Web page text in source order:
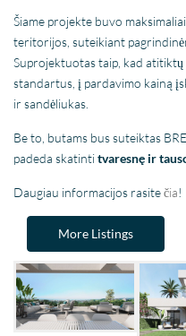
Šiame projekte buvo
teritorijos, suteikiant
Suprojektuotas taip, kad atitiktų
standartus, į pardavimo kainą
ir sandėliukas.
Be to, butams bus suteiktas
padeda skatintitvaresnę ir
Daugiau informacijos rasitečia!
More Listings